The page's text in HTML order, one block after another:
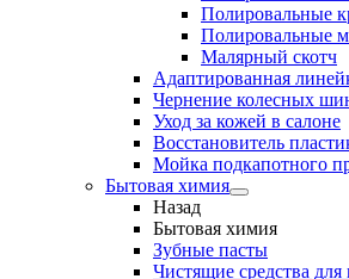
Полировальные
Полировальные
Малярный cкотч
Адаптированная
Чернение колесных
Уход за кожей в салоне
Восстановитель
Мойка подкапотного
Бытовая химия
Назад
Бытовая химия
Зубные пасты
Чистящие средства для